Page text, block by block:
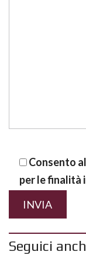
Consento
per le finalità
Seguici